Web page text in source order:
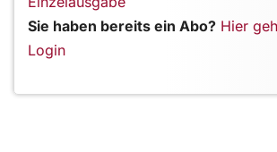
Sie haben bereits ein Abo? Hier
Login